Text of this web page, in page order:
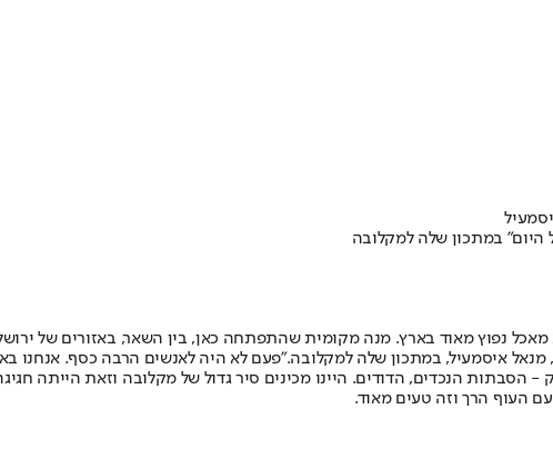
במתכון שלה למקלובה
נפוץ מאוד בארץ. מנה מקומית שהתפתחה כאן, בין השאר, באזורים של
איסמעיל, במתכון שלה למקלובה."פעם לא היה לאנשים הרבה כסף. אנחנו
הנכדים, הדודים. היינו מכינים סיר גדול של מקלובה וזאת הייתה
העוף הרך וזה טעים מאוד.